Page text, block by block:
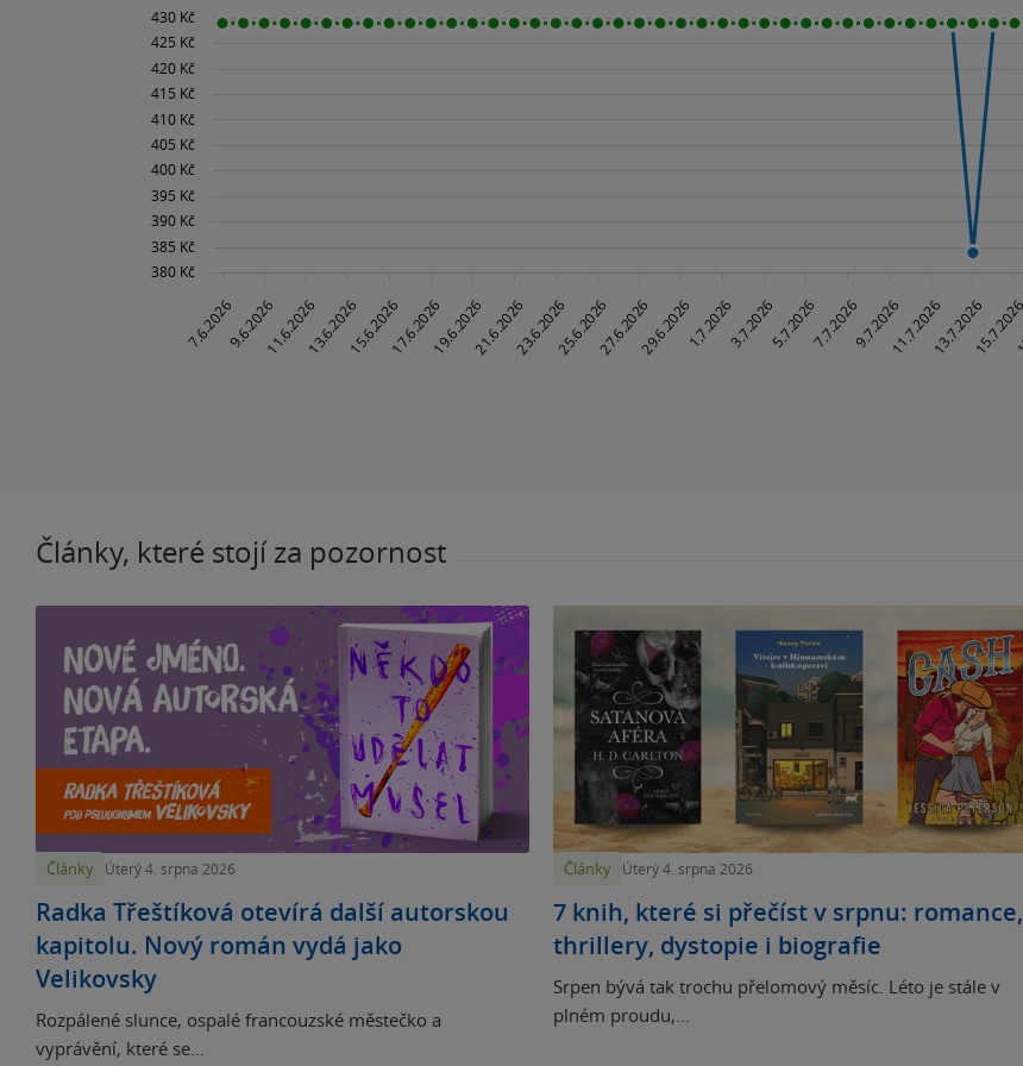
Články, které stojí za pozornost
Články Úterý 4. srpna 2026
Radka Třeštíková otevírá další autorskou
kapitolu. Nový román vydá jako
Velikovsky
Rozpálené slunce, ospalé francouzské městečko a
vyprávění, které se...
Články Úterý 4. srpna 2026
7 knih, které si přečíst v srpnu: romance,
thrillery, dystopie i biografie
Srpen bývá tak trochu přelomový měsíc. Léto je stále v
plném proudu,...